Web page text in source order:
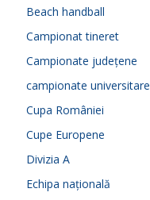
Beach handball
Campionat tineret
Campionate județene
campionate universitare
Cupa României
Cupe Europene
Divizia A
Echipa națională